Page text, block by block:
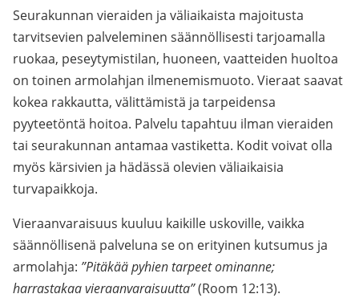
Seurakunnan vieraiden ja väliaikaista majoitusta
tarvitsevien palveleminen säännöllisesti tarjoamalla
ruokaa, peseytymistilan, huoneen, vaatteiden huoltoa
on toinen armolahjan ilmenemismuoto. Vieraat saavat
kokea rakkautta, välittämistä ja tarpeidensa
pyyteetöntä hoitoa. Palvelu tapahtuu ilman vieraiden
tai seurakunnan antamaa vastiketta. Kodit voivat olla
myös kärsivien ja hädässä olevien väliaikaisia
turvapaikkoja.
Vieraanvaraisuus kuuluu kaikille uskoville, vaikka
säännöllisenä palveluna se on erityinen kutsumus ja
armolahja: ”Pitäkää pyhien tarpeet ominanne;
harrastakaa vieraanvaraisuutta”(Room 12:13).